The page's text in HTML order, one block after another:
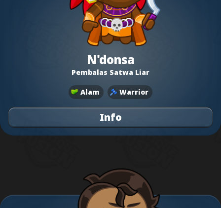
N'donsa
Pembalas Satwa Liar
Alam Warrior
Info